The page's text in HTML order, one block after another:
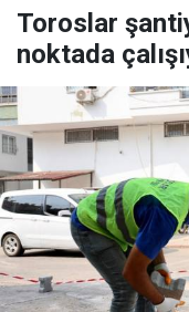
Toroslar
noktada